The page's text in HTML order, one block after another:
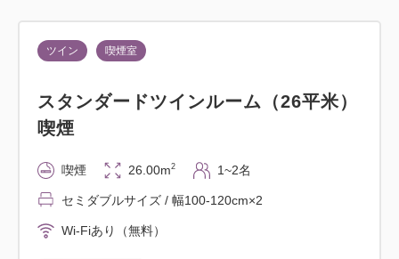
ツイン 喫煙室
スタンダードツインルーム（26平米）
喫煙
喫煙 26.00m2 1~2名
セミダブルサイズ / 幅100-120cm×2
Wi-Fiあり（無料）